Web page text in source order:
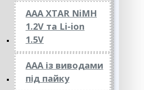
AAA XTAR NiMH
1.2V та Li-ion
1.5V
ААА із виводами
під пайку